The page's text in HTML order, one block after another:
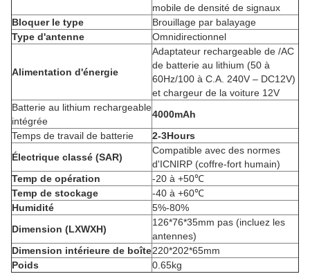
mobile de densité de signaux
Bloquer le type
Brouillage par balayage
Type d'antenne
Omnidirectionnel
Alimentation d'énergie
Adaptateur rechargeable de /AC
de batterie au lithium (50 à
60Hz/100 à C.A. 240V – DC12V)
et chargeur de la voiture 12V
Batterie au lithium rechargeable
intégrée
4000mAh
Temps de travail de batterie
2-3Hours
Électrique classé (SAR)
Compatible avec des normes
d'ICNIRP (coffre-fort humain)
Temp de opération
-20 à +50℃
Temp de stockage
-40 à +60℃
Humidité
5%-80%
Dimension (LXWXH)
126*76*35mm pas (incluez les
antennes)
Dimension intérieure de boîte220*202*65mm
Poids
0.65kg